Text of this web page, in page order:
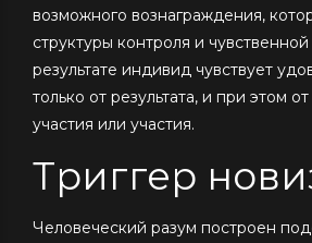
возможного вознаграждения,
структуры контроля и
результате индивид чувствует
только от результата, и при этом
участия или участия.
Триггер
Человеческий разум построен